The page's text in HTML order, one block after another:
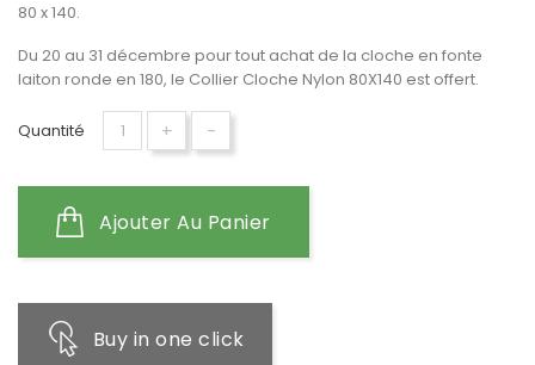
80 x 140.
Du 20 au 31 décembre pour tout achat de la cloche en fonte
laiton ronde en 180, le Collier Cloche Nylon 80X140 est offert.
Quantité + -
Ajouter Au Panier
Buy in one click